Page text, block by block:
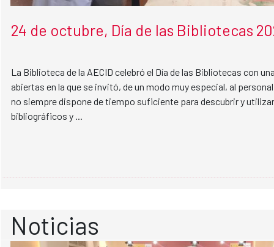
24 de octubre, Día de las Bibliotecas
La Biblioteca de la AECID celebró el Día de las Bibliotecas con
abiertas en la que se invitó, de un modo muy especial, al
no siempre dispone de tiempo suficiente para descubrir y
bibliográficos y ...
Noticias